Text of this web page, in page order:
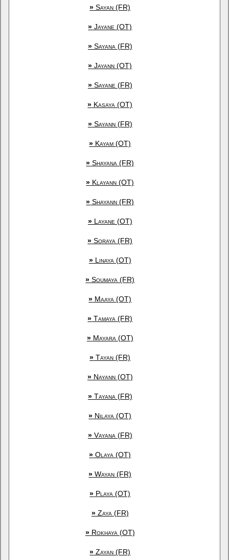
» Sayan (FR)
» Jayane (OT)
»Sayana (FR)
» Jayann (OT)
»Sayane (FR)
» Kasaya (OT)
»Sayann (FR)
» Kayam (OT)
» Shayana (FR)
» Klayann (OT)
» Shayann (FR)
»Layane (OT)
» Soraya (FR)
»Linaya (OT)
» Soumaya (FR)
» Maaya (OT)
» Tamaya (FR)
»Mayara (OT)
» Tayan (FR)
»Nayann (OT)
»Tayana (FR)
» Nilaya (OT)
»Vayana (FR)
» Olaya (OT)
» Wayan (FR)
» Playa (OT)
»Zaya (FR)
»Rokhaya (OT)
» Zayan (FR)